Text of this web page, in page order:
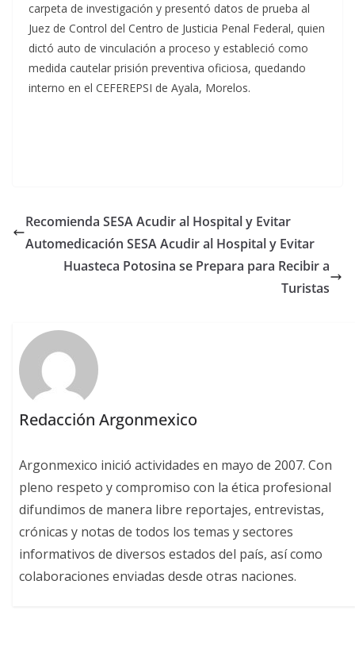
carpeta de investigación y presentó datos de prueba al
Juez de Control del Centro de Justicia Penal Federal, quien
dictó auto de vinculación a proceso y estableció como
medida cautelar prisión preventiva oficiosa, quedando
interno en el CEFEREPSI de Ayala, Morelos.
Recomienda SESA Acudir al Hospital y Evitar
Automedicación SESA Acudir al Hospital y Evitar
Huasteca Potosina se Prepara para Recibir a
Turistas
Redacción Argonmexico
Argonmexico inició actividades en mayo de 2007. Con
pleno respeto y compromiso con la ética profesional
difundimos de manera libre reportajes, entrevistas,
crónicas y notas de todos los temas y sectores
informativos de diversos estados del país, así como
colaboraciones enviadas desde otras naciones.